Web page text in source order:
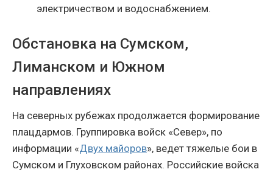
электричеством и водоснабжением.
Обстановка на Сумском,
Лиманском и Южном
направлениях
На северных рубежах продолжается формирование
плацдармов. Группировка войск «Север», по
информации «Двух майоров», ведет тяжелые бои в
Сумском и Глуховском районах. Российские войска